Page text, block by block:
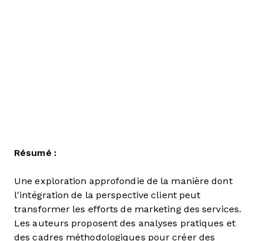
Résumé :
Une exploration approfondie de la manière dont
l'intégration de la perspective client peut
transformer les efforts de marketing des services.
Les auteurs proposent des analyses pratiques et
des cadres méthodologiques pour créer des